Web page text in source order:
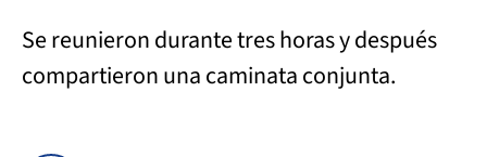
Se reunieron durante tres horas y después
compartieron una caminata conjunta.